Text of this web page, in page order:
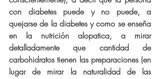
con diabetes puede y no puede, a
quejarse de la diabetes y como se enseña
en la nutrición alopatica, a mirar
detalladamente que cantidad de
carbohidratos tienen las preparaciones (en
lugar de mirar la naturalidad de las